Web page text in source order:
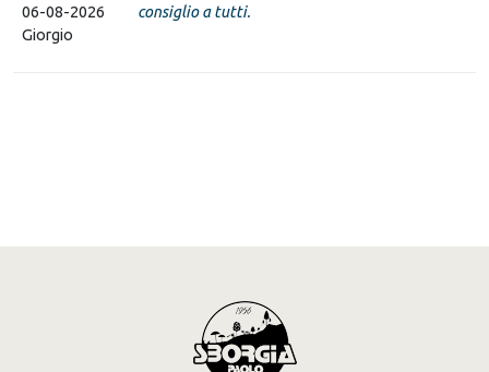
06-08-2026
Giorgio
consiglio a tutti.